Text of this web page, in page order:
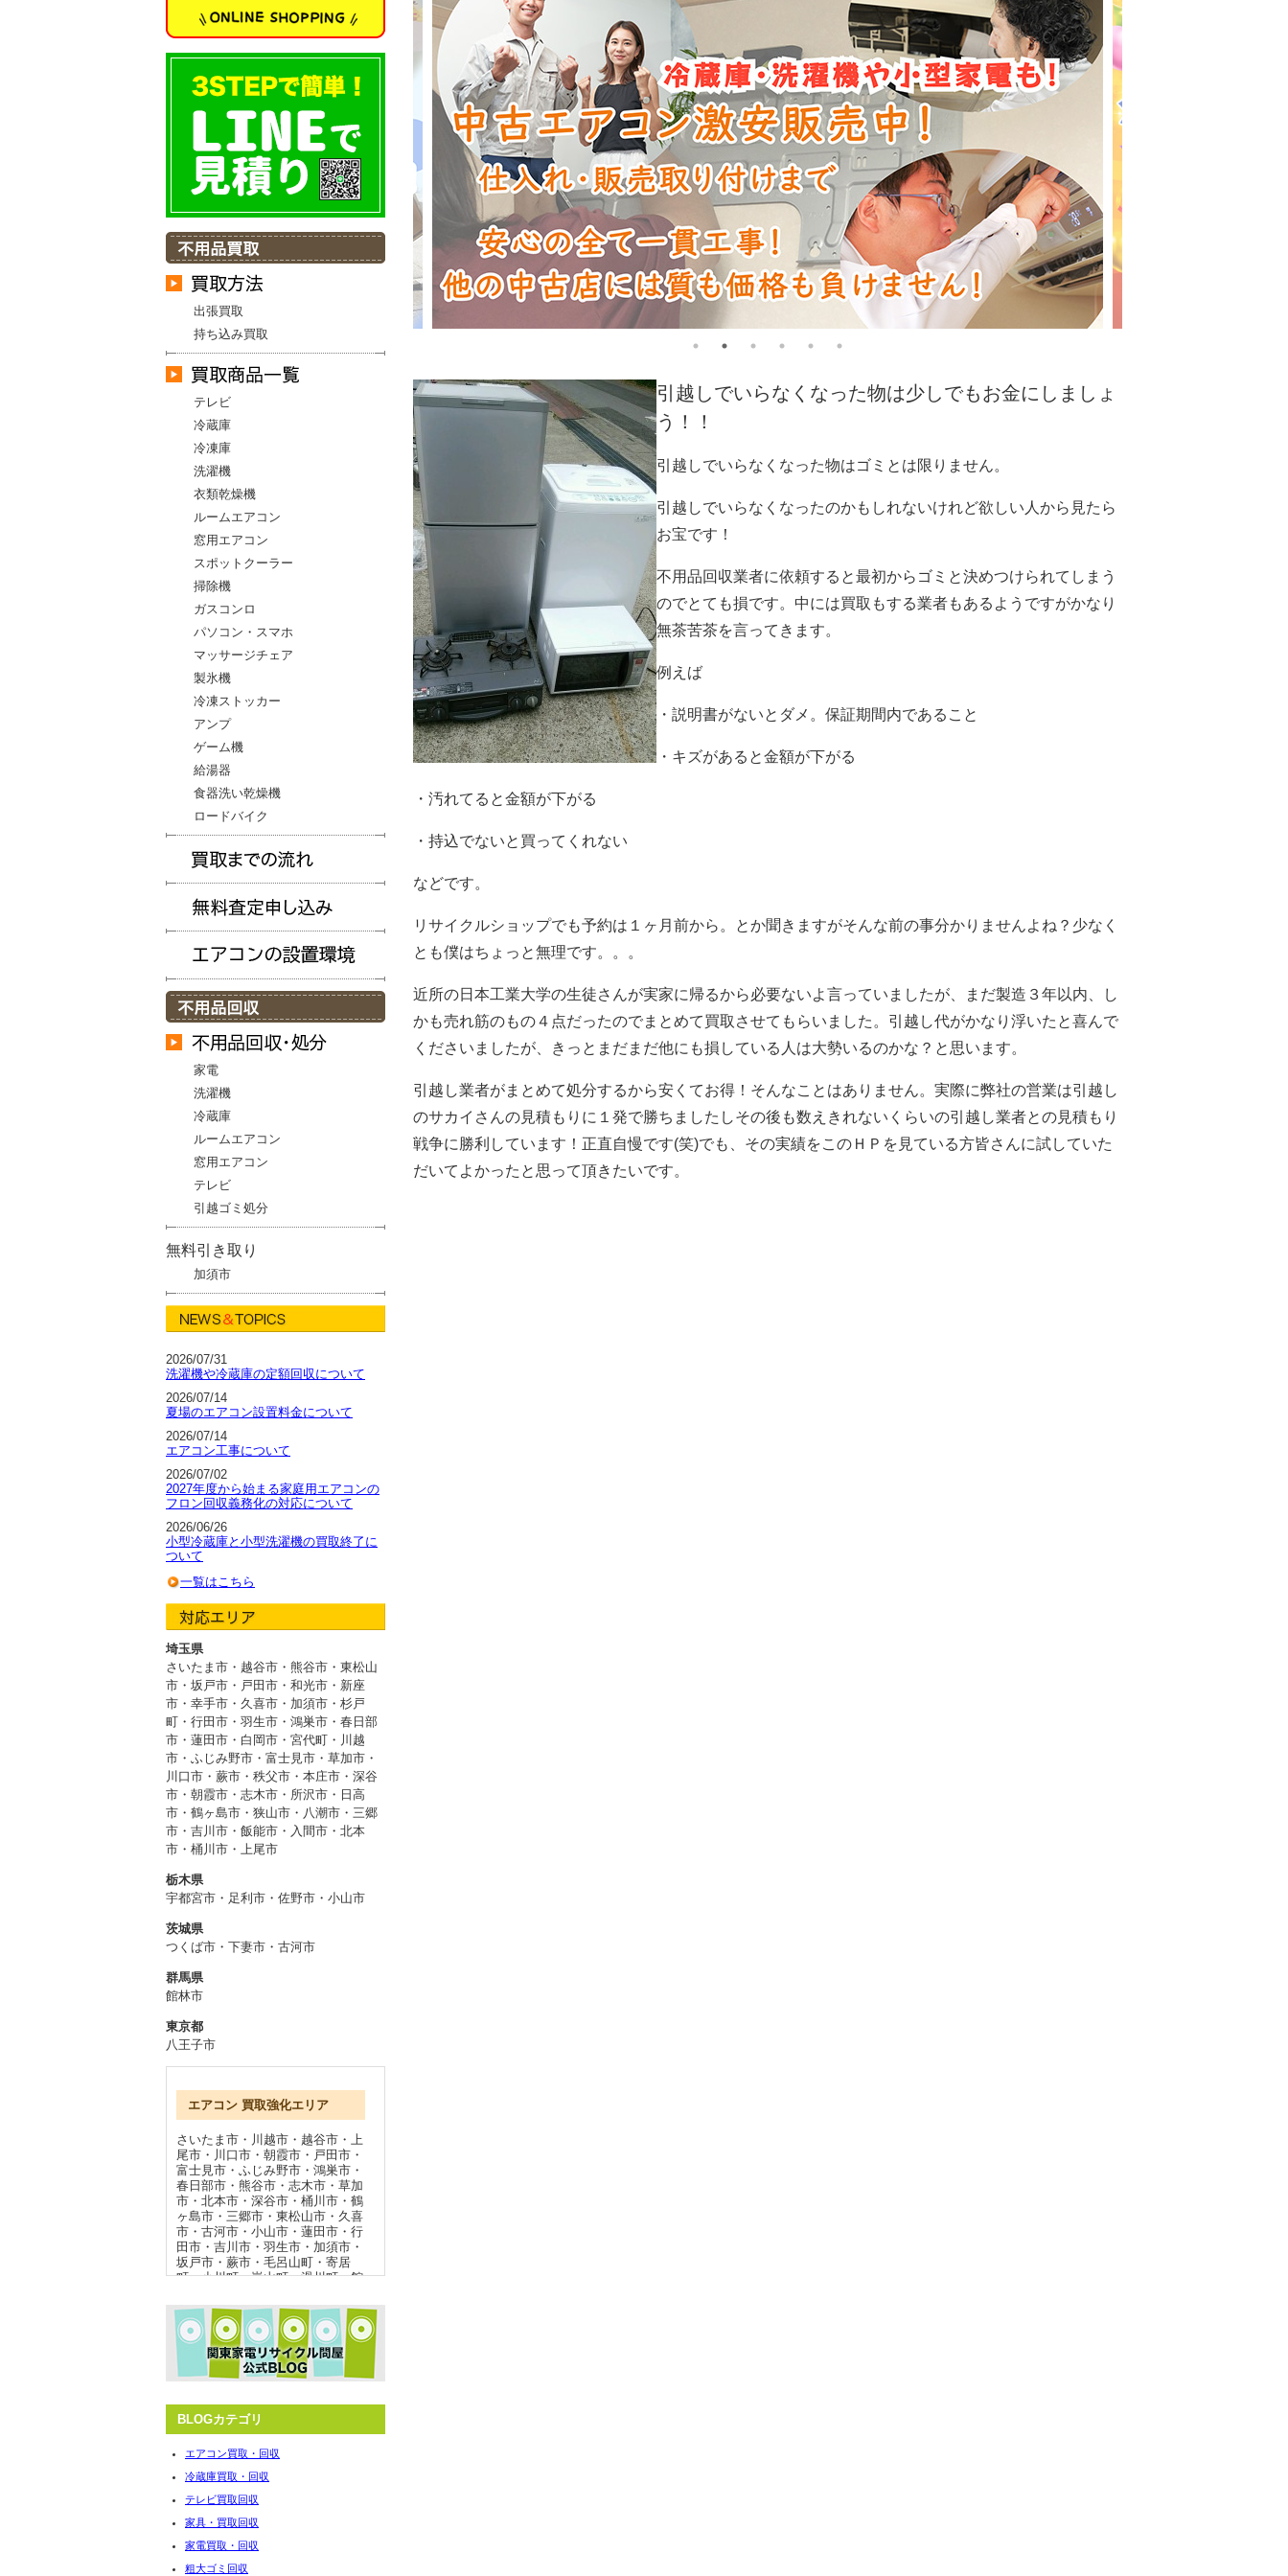
引越しでいらなくなった物は少しでもお金にしましょ
う！！
引越しでいらなくなった物はゴミとは限りません。
引越しでいらなくなったのかもしれないけれど欲しい人から見たら
お宝です！
不用品回収業者に依頼すると最初からゴミと決めつけられてしまう
のでとても損です。中には買取もする業者もあるようですがかなり
無茶苦茶を言ってきます。
例えば
・説明書がないとダメ。保証期間内であること
・キズがあると金額が下がる
・汚れてると金額が下がる
・持込でないと買ってくれない
などです。
リサイクルショップでも予約は１ヶ月前から。とか聞きますがそんな前の事分かりませんよね？少なく
とも僕はちょっと無理です。。。
近所の日本工業大学の生徒さんが実家に帰るから必要ないよ言っていましたが、まだ製造３年以内、し
かも売れ筋のもの４点だったのでまとめて買取させてもらいました。引越し代がかなり浮いたと喜んで
くださいましたが、きっとまだまだ他にも損している人は大勢いるのかな？と思います。
引越し業者がまとめて処分するから安くてお得！そんなことはありません。実際に弊社の営業は引越し
のサカイさんの見積もりに１発で勝ちましたしその後も数えきれないくらいの引越し業者との見積もり
戦争に勝利しています！正直自慢です(笑)でも、その実績をこのＨＰを見ている方皆さんに試していた
だいてよかったと思って頂きたいです。
出張買取
持ち込み買取
テレビ
冷蔵庫
冷凍庫
洗濯機
衣類乾燥機
ルームエアコン
窓用エアコン
スポットクーラー
掃除機
ガスコンロ
パソコン・スマホ
マッサージチェア
製氷機
冷凍ストッカー
アンプ
ゲーム機
給湯器
食器洗い乾燥機
ロードバイク
家電
洗濯機
冷蔵庫
ルームエアコン
窓用エアコン
テレビ
引越ゴミ処分
無料引き取り
加須市
2026/07/31
洗濯機や冷蔵庫の定額回収について
2026/07/14
夏場のエアコン設置料金について
2026/07/14
エアコン工事について
2026/07/02
2027年度から始まる家庭用エアコンの
フロン回収義務化の対応について
2026/06/26
小型冷蔵庫と小型洗濯機の買取終了に
ついて
一覧はこちら
埼玉県
さいたま市・越谷市 ・ 熊谷市・東松山
市・坂戸市 ・ 戸田市・和光市・新座
市 ・ 幸手市・久喜市・加須市・杉戸
町 ・ 行田市・羽生市・鴻巣市 ・ 春日部
市・蓮田市・白岡市・宮代町 ・ 川越
市・ふじみ野市・富士見市 ・ 草加市・
川口市・蕨市 ・ 秩父市・本庄市・深谷
市 ・ 朝霞市・志木市・所沢市 ・ 日高
市・鶴ヶ島市・狭山市 ・ 八潮市・三郷
市・吉川市 ・ 飯能市・入間市 ・ 北本
市・桶川市・上尾市
栃木県
宇都宮市 ・ 足利市 ・ 佐野市 ・ 小山市
茨城県
つくば市 ・ 下妻市 ・ 古河市
群馬県
館林市
東京都
八王子市
エアコン 買取強化エリア
さいたま市 ・ 川越市 ・ 越谷市 ・ 上
尾市 ・ 川口市 ・ 朝霞市 ・ 戸田市 ・
富士見市 ・ ふじみ野市 ・ 鴻巣市 ・
春日部市 ・ 熊谷市 ・ 志木市 ・ 草加
市 ・ 北本市 ・ 深谷市 ・ 桶川市 ・ 鶴
ヶ島市 ・ 三郷市 ・ 東松山市 ・ 久喜
市 ・ 古河市 ・ 小山市 ・ 蓮田市 ・ 行
田市 ・ 吉川市 ・ 羽生市 ・ 加須市 ・
坂戸市 ・ 蕨市 ・ 毛呂山町 ・ 寄居
町・小川町・嵐山町・滑川町・館
田町・邑楽郡明和町・佐野市・野
田市・境町・つくば市・坂戸市・
蕨市・常総市・坂東市・守谷市・
つくばみらい市・所沢市・伊奈
町
白岡市 ・宮代町・杉戸町 ・
山市・秩父市・横瀬町・皆野町・
冷蔵庫 買取強化エリア
さいたま市・熊谷市
巣市 ・越谷市・
潮市・久喜市・
町・北本市 ・富士見市
BLOGカテゴリ
エアコン買取・回収
冷蔵庫買取・回収
テレビ買取回収
家具・買取回収
家電買取・回収
粗大ゴミ回収